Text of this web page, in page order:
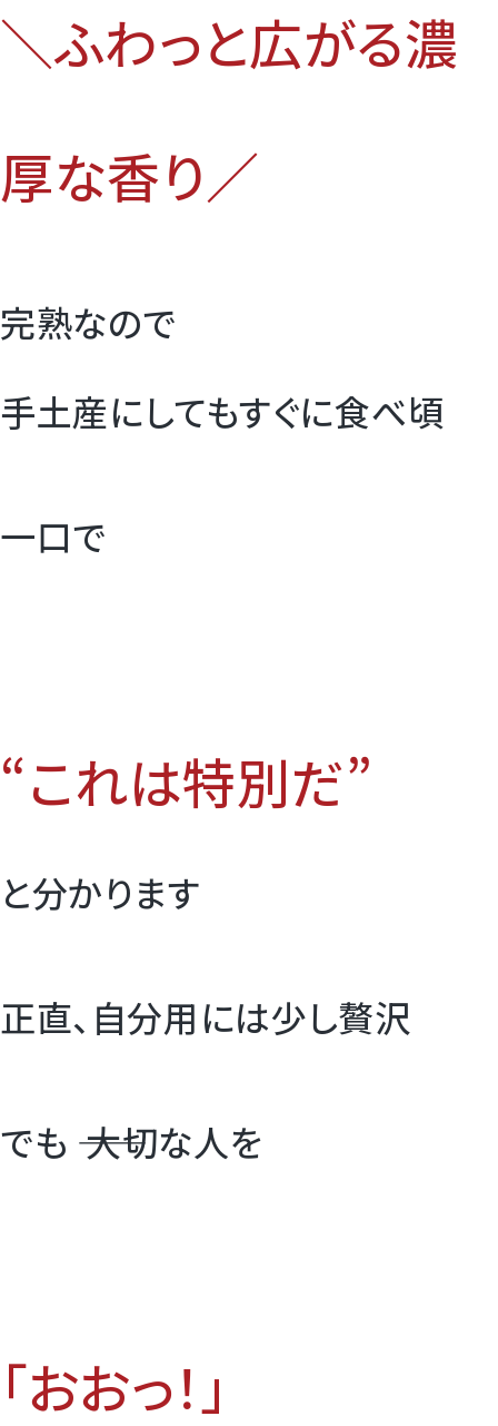
＼ふわっと広がる濃
厚な香り／
完熟なので
手土産にしてもすぐに食べ頃
一口で
“これは特別だ”
と分かります
正直、自分用には少し贅沢
でも ―― 大切な人を
「おおっ！」